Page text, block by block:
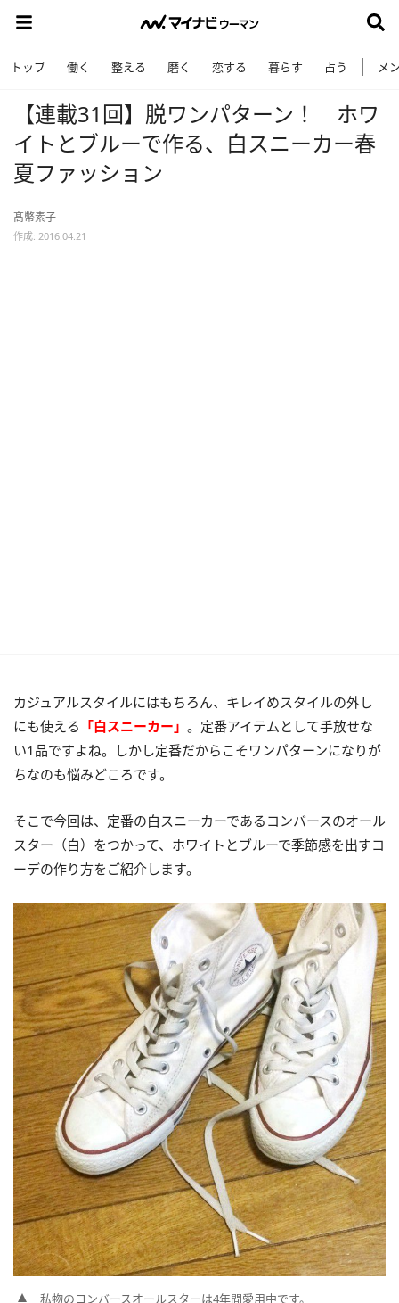
トップ 働く 整える 磨く 恋する 暮らす 占う メ
【連載31回】脱ワンパターン！ ホワ
イトとブルーで作る、白スニーカー春
夏ファッション
髙幣素子
作成: 2016.04.21
カジュアルスタイルにはもちろん、キレイめスタイルの外し
にも使える 「白スニーカー」 。定番アイテムとして手放せな
い1品ですよね。しかし定番だからこそワンパターンになりが
ちなのも悩みどころです。
そこで今回は、定番の白スニーカーであるコンバースのオール
スター（白）をつかって、ホワイトとブルーで季節感を出すコ
ーデの作り方をご紹介します。
私物のコンバースオールスターは4年間愛用中です。